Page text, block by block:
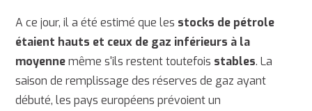
A ce jour, il a été estimé que les stocks de pétrole
étaient hauts et ceux de gaz inférieurs à la
moyennemême s'ils restent toutefois stables. La
saison de remplissage des réserves de gaz ayant
débuté, les pays européens prévoient un